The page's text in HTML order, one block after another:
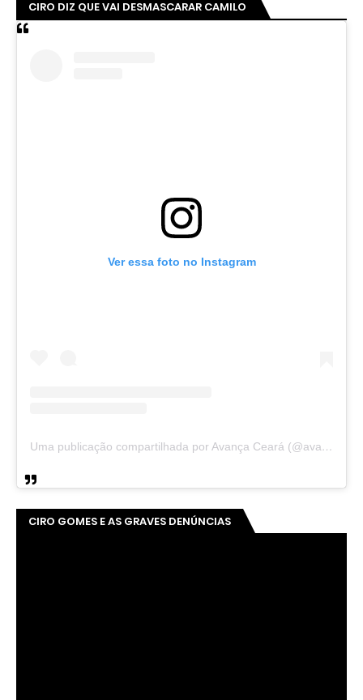
CIRO DIZ QUE VAI DESMASCARAR CAMILO
Ver essa foto no Instagram
Uma publicação compartilhada por Avança Ceará (@avancaceara)
CIRO GOMES E AS GRAVES DENÚNCIAS